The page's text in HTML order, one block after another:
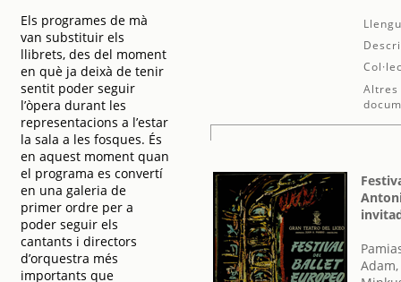
Els programes de mà
van substituir els
llibrets, des del moment
en què ja deixà de tenir
sentit poder seguir
l’òpera durant les
representacions a l’estar
la sala a les fosques. És
en aquest moment quan
el programa es convertí
en una galeria de
primer ordre per a
poder seguir els
cantants i directors
d’orquestra més
importants que
Altres